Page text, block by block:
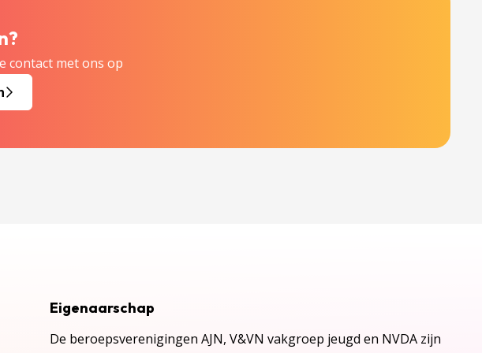
contact met ons op
Eigenaarschap
De beroepsverenigingen AJN, V&VN vakgroep jeugd en NVDA zijn